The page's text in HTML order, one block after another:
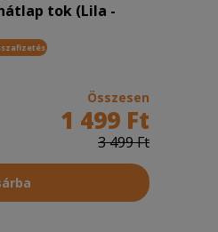
tok (Lila -
Összesen
1 499 Ft
3 499 Ft